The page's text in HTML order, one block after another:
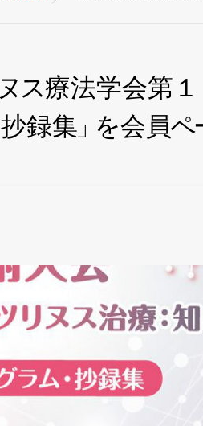
ヌス療法学会第
抄録集」 を会員ペ